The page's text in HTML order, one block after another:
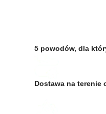
5 powodów, dla
Dostawa na terenie